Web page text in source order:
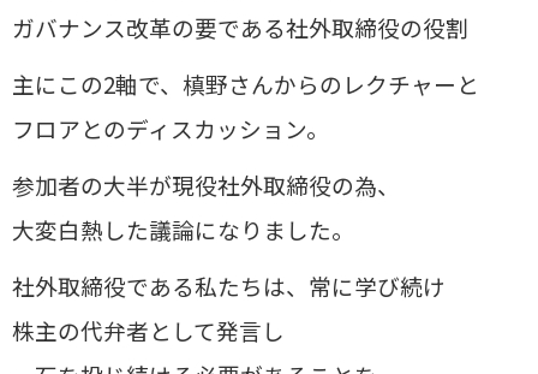
ガバナンス改革の要である社外取締役の役割
主にこの2軸で、槙野さんからのレクチャーと
フロアとのディスカッション。
参加者の大半が現役社外取締役の為、
大変白熱した議論になりました。
社外取締役である私たちは、常に学び続け
株主の代弁者として発言し